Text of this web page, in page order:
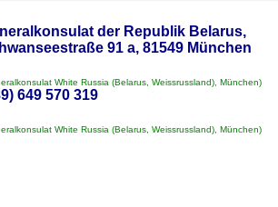
der Republik Belarus,
91 a, 81549 München
White Russia (Belarus, Weissrussland), München)
649 570 319
White Russia (Belarus, Weissrussland), München)